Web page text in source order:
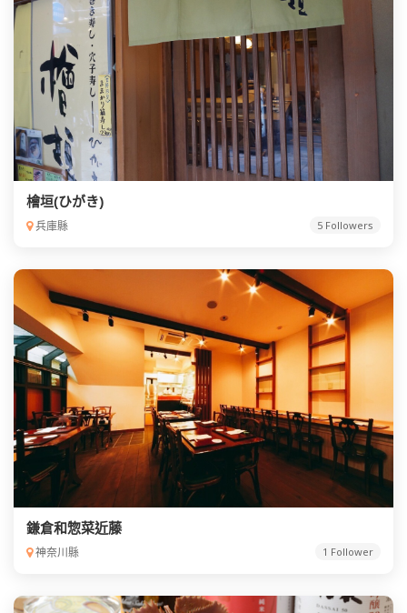
檜垣(ひがき)
兵庫縣 5 Followers
鎌倉和惣菜近藤
神奈川縣 1 Follower